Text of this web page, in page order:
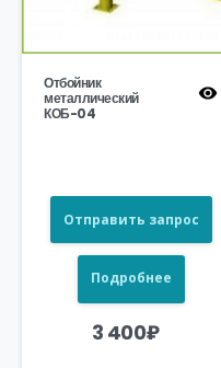
Отбойник
металлический
КОБ-04
Отправить запрос
Подробнее
3 400₽